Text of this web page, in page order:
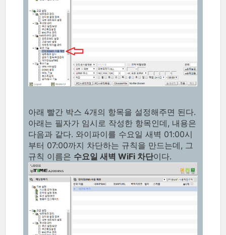
아래 빨간 박스 4개의 항목을 설정해주면 된다.
아래는 필자가 임시로 작성한 항목인데, 내용은
다음과 같다. 와이파이를 수요일 새벽 01:00시
부터 07:00까지 차단하는 규칙을 만드는데, 그
규칙 이름은 수요일 새벽 WiFi 차단이다.